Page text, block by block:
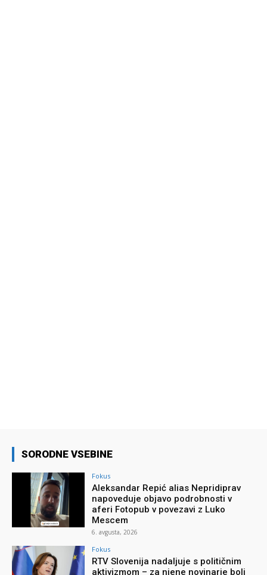
SORODNE VSEBINE
Fokus
Aleksandar Repić alias Nepridiprav
napoveduje objavo podrobnosti v
aferi Fotopub v povezavi z Luko
Mescem
6. avgusta, 2026
Fokus
RTV Slovenija nadaljuje s političnim
aktivizmom – za njene novinarje bolj